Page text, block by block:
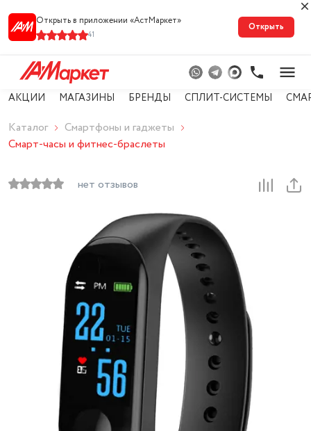
Открыть в приложении «АстМарке‪т‬»
41
Открыть
АКЦИИ МАГАЗИНЫ БРЕНДЫ СПЛИТ-СИСТЕМЫ
Каталог
Смартфоны и гаджеты
Смарт-часы и фитнес-браслеты
нет отзывов